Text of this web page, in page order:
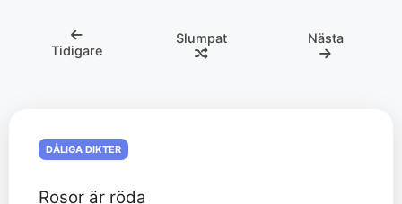
Tidigare
Slumpat Nästa
DÅLIGA DIKTER
Rosor är röda